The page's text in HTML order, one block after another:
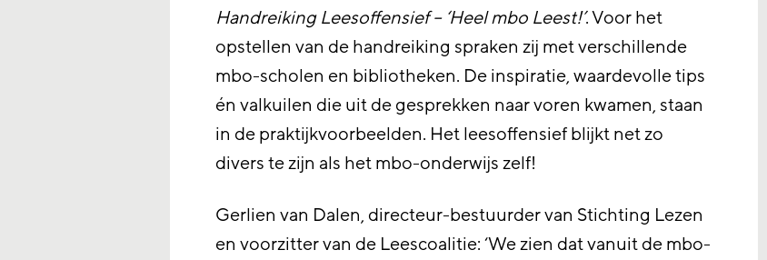
Handreiking Leesoffensief – ‘Heel mbo Leest!’. Voor het
opstellen van de handreiking spraken zij met verschillende
mbo-scholen en bibliotheken. De inspiratie, waardevolle tips
én valkuilen die uit de gesprekken naar voren kwamen, staan
in de praktijkvoorbeelden. Het leesoffensief blijkt net zo
divers te zijn als het mbo-onderwijs zelf!
Gerlien van Dalen, directeur-bestuurder van Stichting Lezen
en voorzitter van de Leescoalitie: ‘We zien dat vanuit de mbo-